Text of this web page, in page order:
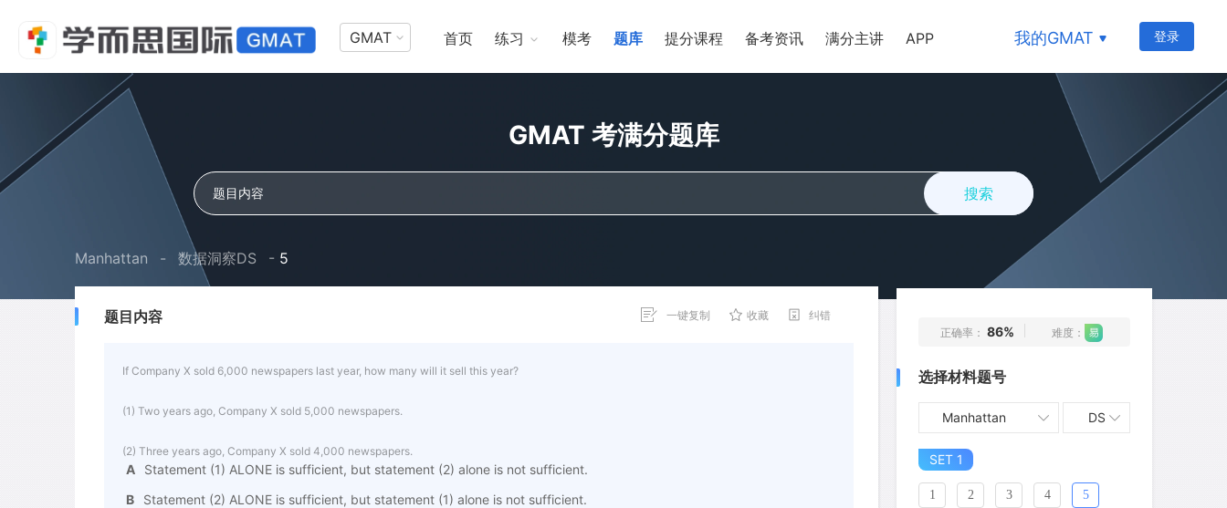
GMAT 首页 练习 模考 题库 提分课程 备考资讯 满分主讲 APP 我的GMAT 登录
GMAT 考满分题库
搜索
Manhattan - 数据洞察DS - 5
题目内容 一键复制 收藏 纠错
If Company X sold 6,000 newspapers last year, how many will it sell this year?
(1) Two years ago, Company X sold 5,000 newspapers.
(2) Three years ago, Company X sold 4,000 newspapers.
A
Statement (1) ALONE is sufficient, but statement (2) alone is not sufficient.
B
Statement (2) ALONE is sufficient, but statement (1) alone is not sufficient.
正确率： 86% 难度：
选择材料题号
Manhattan DS
SET 1
1 2 3 4 5